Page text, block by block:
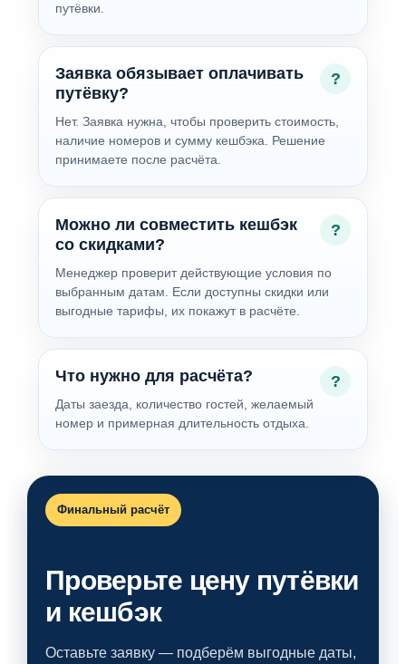
путёвки.
Заявка обязывает оплачивать
путёвку?
Нет. Заявка нужна, чтобы проверить стоимость,
наличие номеров и сумму кешбэка. Решение
принимаете после расчёта.
Можно ли совместить кешбэк
со скидками?
Менеджер проверит действующие условия по
выбранным датам. Если доступны скидки или
выгодные тарифы, их покажут в расчёте.
Что нужно для расчёта?
Даты заезда, количество гостей, желаемый
номер и примерная длительность отдыха.
Финальный расчёт
Проверьте цену путёвки
и кешбэк
Оставьте заявку — подберём выгодные даты,